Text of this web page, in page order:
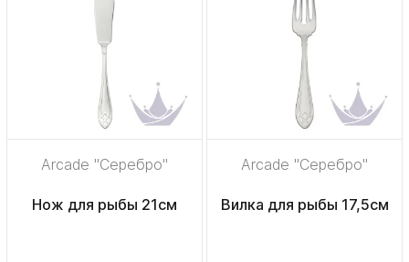
Arcade "Серебро"
Нож для рыбы 21см
Arcade "Серебро"
Вилка для рыбы 17,5см